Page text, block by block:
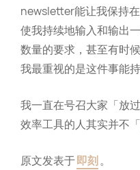
newsletter能让我保持
使我持续地输入和输出
数量的要求，甚至有时
我最重视的是这件事能
我一直在号召大家「放
效率工具的人其实并不「
原文发表于即刻 。